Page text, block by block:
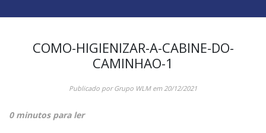
COMO-HIGIENIZAR-A-CABINE-DO-
CAMINHAO-1
Publicado porGrupo WLMem20/12/2021
0 minutos para ler